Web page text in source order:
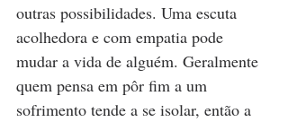
outras possibilidades. Uma escuta
acolhedora e com empatia pode
mudar a vida de alguém. Geralmente
quem pensa em pôr fim a um
sofrimento tende a se isolar, então a